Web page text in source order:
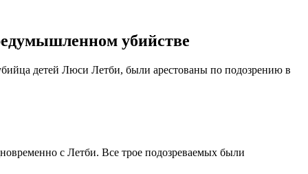
убийстве
детей Люси Летби, были арестованы по подозрению в
с Летби. Все трое подозреваемых были